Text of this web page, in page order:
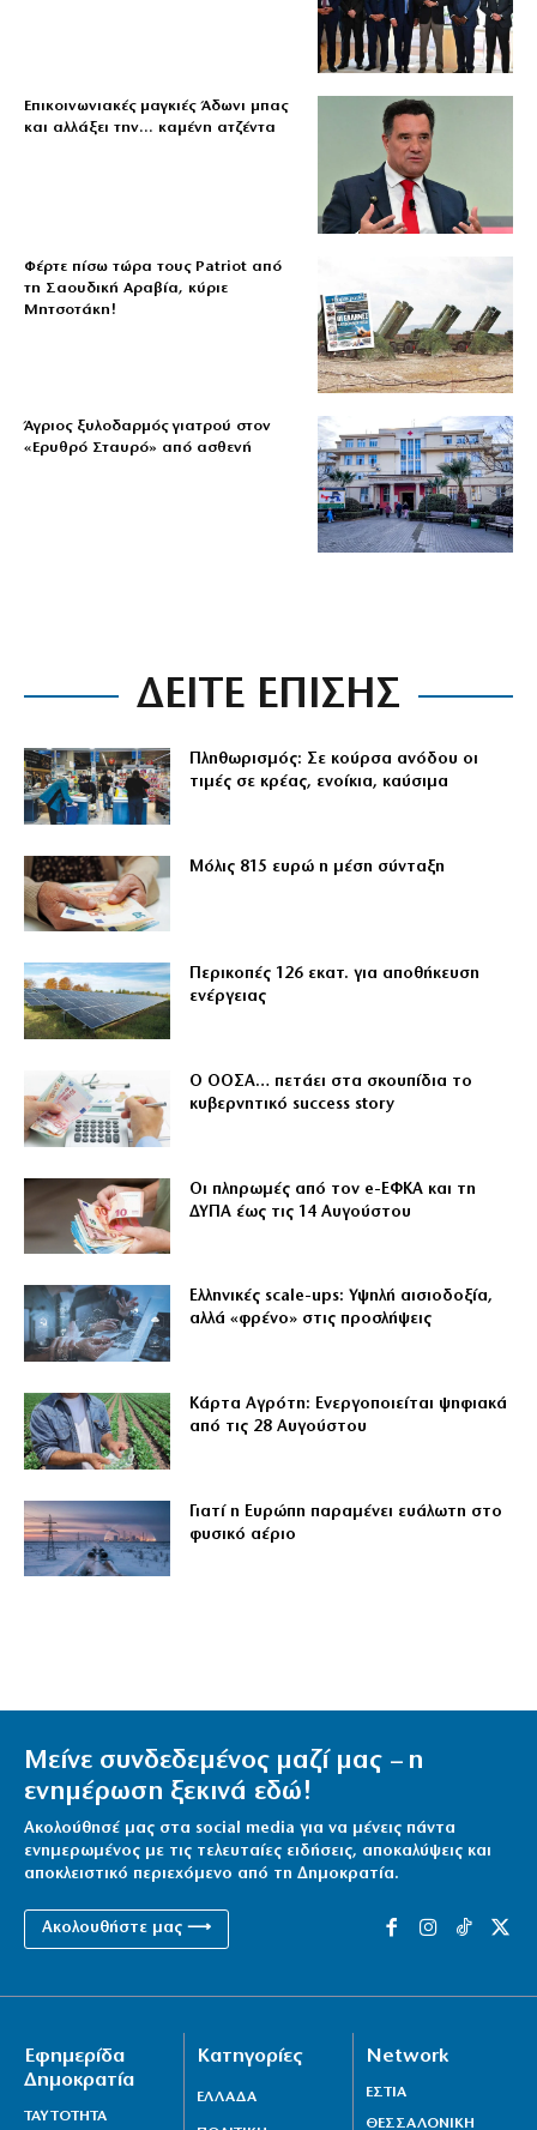
Επικοινωνιακές μαγκιές Άδωνι μπας
και αλλάξει την… καμένη ατζέντα
Φέρτε πίσω τώρα τους Patriot από
τη Σαουδική Αραβία, κύριε
Μητσοτάκη!
Άγριος ξυλοδαρμός γιατρού στον
«Ερυθρό Σταυρό» από ασθενή
ΔΕΙΤΕ ΕΠΙΣΗΣ
Πληθωρισμός: Σε κούρσα ανόδου οι
τιμές σε κρέας, ενοίκια, καύσιμα
Μόλις 815 ευρώ η μέση σύνταξη
Περικοπές 126 εκατ. για αποθήκευση
ενέργειας
Ο ΟΟΣΑ… πετάει στα σκουπίδια το
κυβερνητικό success story
Οι πληρωμές από τον e-ΕΦΚΑ και τη
ΔΥΠΑ έως τις 14 Αυγούστου
Ελληνικές scale-ups: Υψηλή αισιοδοξία,
αλλά «φρένο» στις προσλήψεις
Κάρτα Αγρότη: Ενεργοποιείται ψηφιακά
από τις 28 Αυγούστου
Γιατί η Ευρώπη παραμένει ευάλωτη στο
φυσικό αέριο
Μείνε συνδεδεμένος μαζί μας – η
ενημέρωση ξεκινά εδώ!
Ακολούθησέ μας στα social media για να μένεις πάντα
ενημερωμένος με τις τελευταίες ειδήσεις, αποκαλύψεις και
αποκλειστικό περιεχόμενο από τη Δημοκρατία.
Ακολουθήστε μας ⟶
Εφημερίδα
Δημοκρατία
ΤΑΥΤΟΤΗΤΑ
Κατηγορίες
ΕΛΛΑΔΑ
Network
ΕΣΤΙΑ
ΘΕΣΣΑΛΟΝΙΚΗ